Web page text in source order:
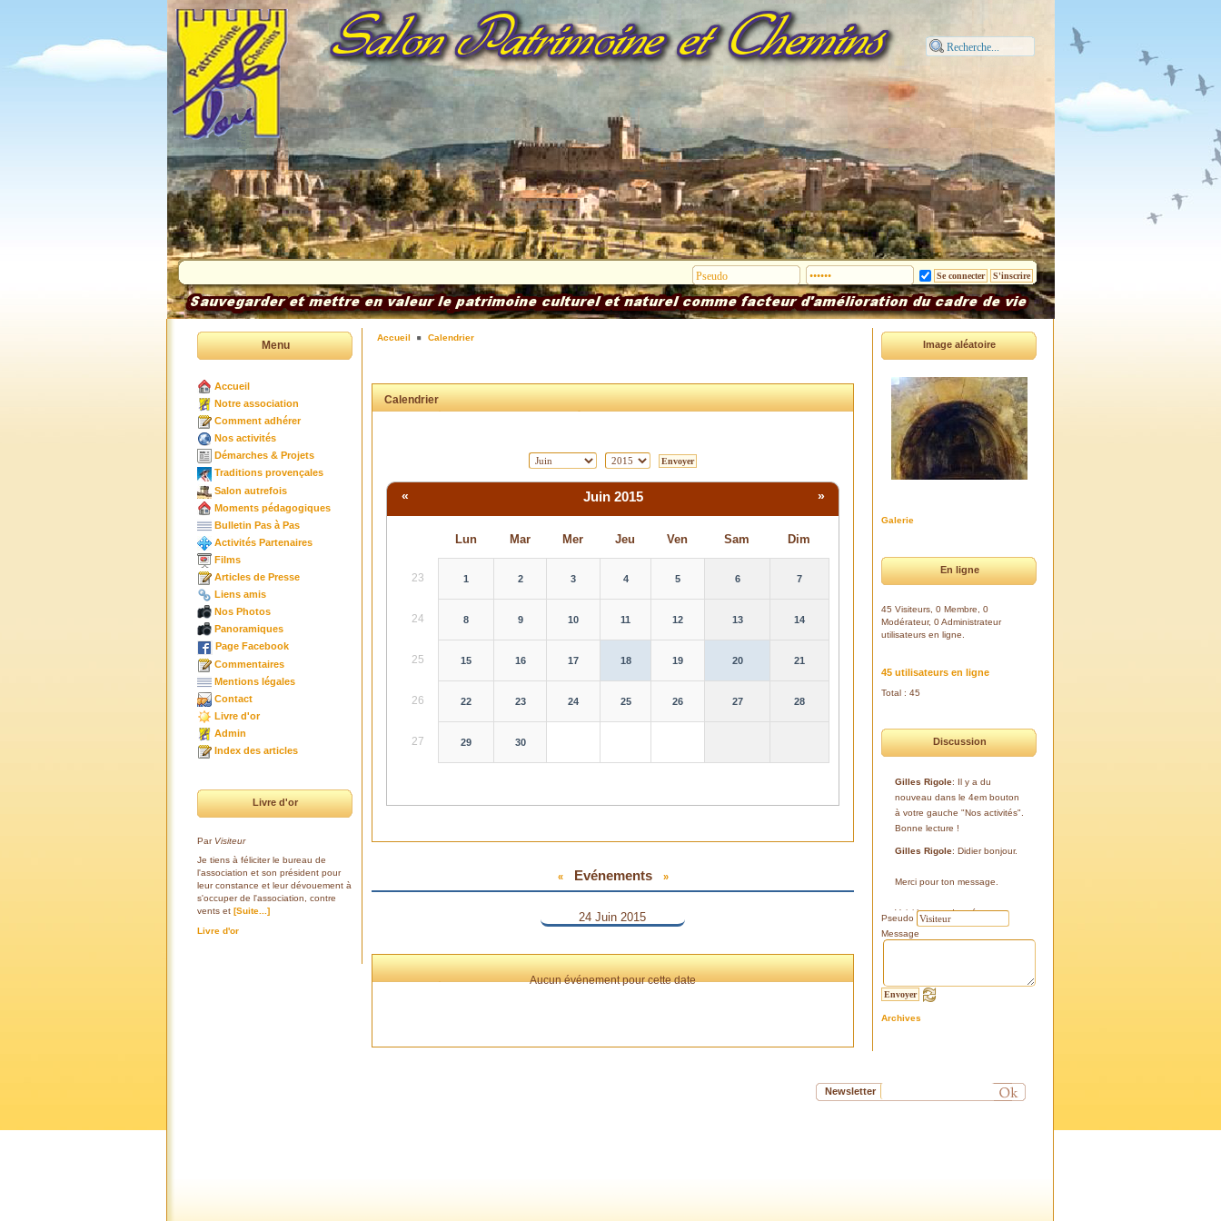
Menu
Accueil
Notre association
Comment adhérer
Nos activités
Démarches & Projets
Traditions provençales
Salon autrefois
Moments pédagogiques
Bulletin Pas à Pas
Activités Partenaires
Films
Articles de Presse
Liens amis
Nos Photos
Panoramiques
Page Facebook
Commentaires
Mentions légales
Contact
Livre d'or
Admin
Index des articles
Livre d'or
Par Visiteur
Je tiens à féliciter le bureau de
l'association et son président pour
leur constance et leur dévouement à
s'occuper de l'association, contre
vents et [Suite...]
Livre d'or
Image aléatoire
Galerie
En ligne
45 Visiteurs, 0 Membre, 0
Modérateur, 0 Administrateur
utilisateurs en ligne.
45 utilisateurs en ligne
Total : 45
Discussion
Gilles Rigole: Il y a du
nouveau dans le 4em bouton
à votre gauche "Nos activités".
Bonne lecture !
Gilles Rigole: Didier bonjour.
Merci pour ton message.
Voici les coordonnées:
43°38'48'' N
Si tu le peux, le veux, notre
l'Eissame, fait une sortie le
Pseudo
Message
Archives
Accueil Calendrier
Calendrier
« »
Juin 2015
Lun Mar Mer Jeu Ven Sam Dim
23 1 2 3 4 5 6 7
24 8 9 10 11 12 13 14
25 15 16 17 18 19 20 21
26 22 23 24 25 26 27 28
27 29 30
«Evénements »
24 Juin 2015
Aucun événement pour cette date
Newsletter